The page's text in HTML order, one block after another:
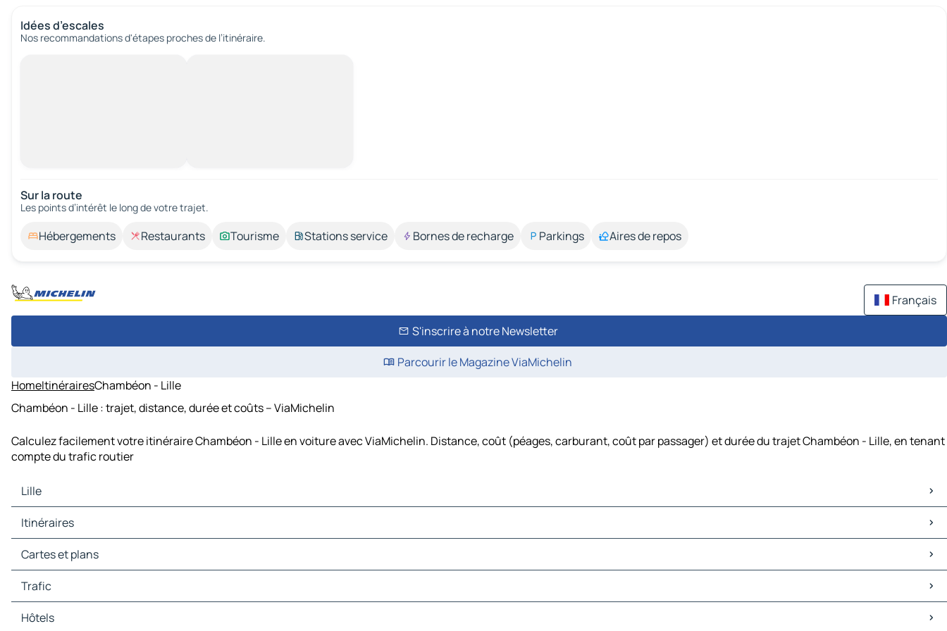
Idées d’escales
Nos recommandations d'étapes proches de l’itinéraire.
Sur la route
Les points d’intérêt le long de votre trajet.
Hébergements Restaurants Tourisme Stations service Bornes de recharge Parkings Aires de repos
Français
S'inscrire à notre Newsletter
Parcourir le Magazine ViaMichelin
HomeItinérairesChambéon - Lille
Chambéon - Lille : trajet, distance, durée et coûts – ViaMichelin
Calculez facilement votre itinéraire Chambéon - Lille en voiture avec ViaMichelin. Distance, coût (péages, carburant, coût par passager) et durée du trajet Chambéon - Lille, en tenant
compte du trafic routier
Lille
Lille Cartes et plans
Lille Trafic
Lille Hôtels
Lille Restaurants
Lille Stations-service
Itinéraires
Itinéraires Lille - Bruxelles
Itinéraires Lille - Anvers
Itinéraires Lille - Rotterdam
Itinéraires Lille - La Haye
Itinéraires Lille - Gand
Itinéraires Lille - Namur
Cartes et plans
Cartes et plans Bruxelles
Cartes et plans Anvers
Cartes et plans Rotterdam
Cartes et plans La Haye
Trafic
Trafic Bruxelles
Trafic Anvers
Hôtels